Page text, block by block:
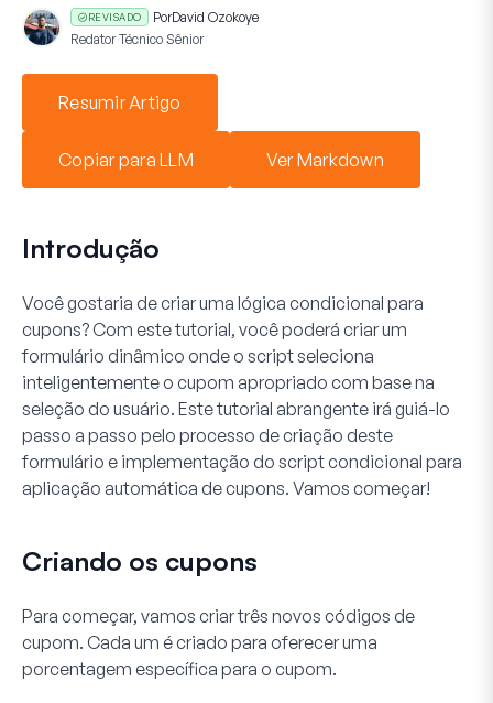
REVISADO PorDavid Ozokoye
Redator Técnico Sênior
Resumir Artigo
Copiar para LLM Ver Markdown
Introdução
Você gostaria de criar uma lógica condicional para
cupons? Com este tutorial, você poderá criar um
formulário dinâmico onde o script seleciona
inteligentemente o cupom apropriado com base na
seleção do usuário. Este tutorial abrangente irá guiá-lo
passo a passo pelo processo de criação deste
formulário e implementação do script condicional para
aplicação automática de cupons. Vamos começar!
Criando os cupons
Para começar, vamos criar três novos códigos de
cupom. Cada um é criado para oferecer uma
porcentagem específica para o cupom.